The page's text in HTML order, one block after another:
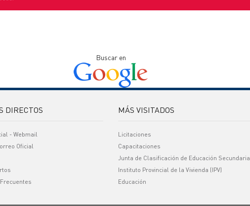
Buscar en
DIRECTOS
- Webmail
Oficial
MÁS VISITADOS
Licitaciones
Capacitaciones
Junta de Clasificación de Educación Secundaria
Instituto Provincial de la Vivienda (IPV)
Educación